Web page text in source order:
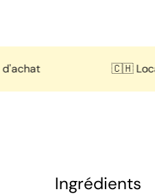
🇨🇭 Local,
Ingrédients